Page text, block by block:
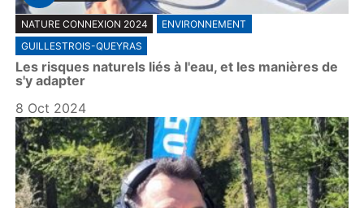
P
l
a
y
NATURE CONNEXION 2024
ENVIRONNEMENT
GUILLESTROIS-QUEYRAS
Les risques naturels liés à l'eau, et les manières de
s'y adapter
8 Oct 2024